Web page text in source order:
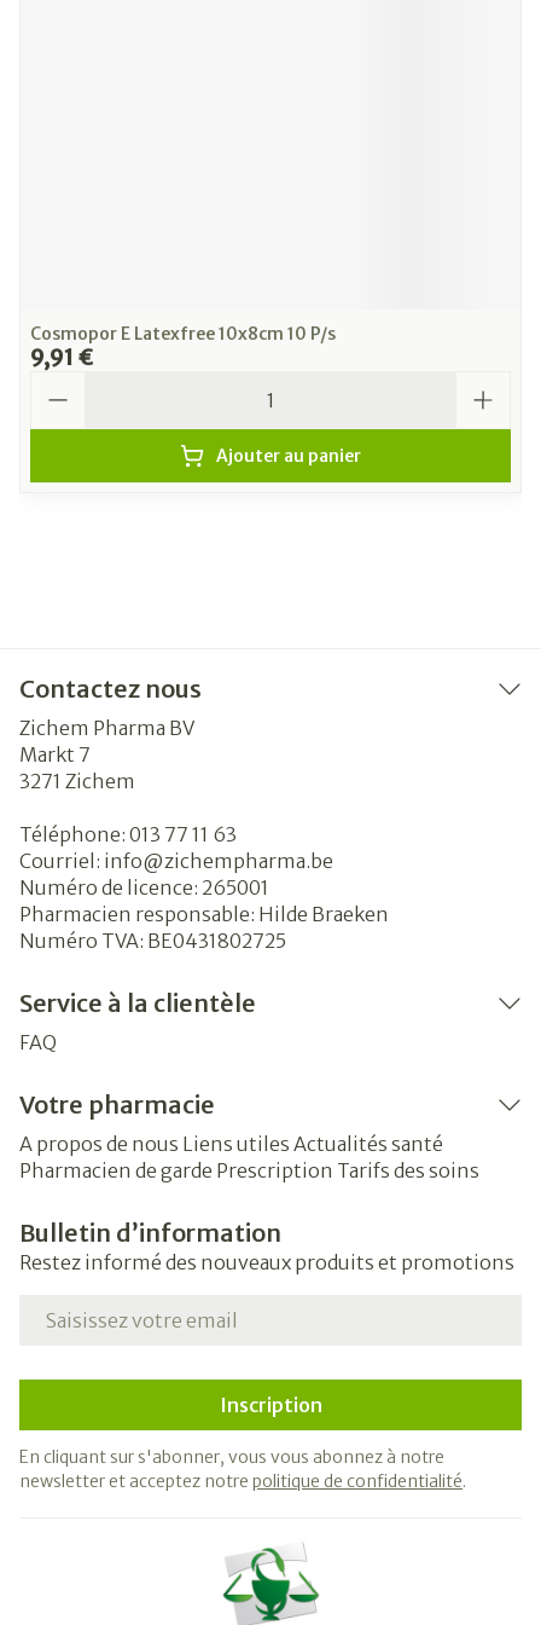
Cosmopor E Latexfree 10x8cm 10 P/s
9,91 €
Ajouter au panier
Contactez nous
Zichem Pharma BV
Markt 7
3271 Zichem
Téléphone: 013 77 11 63
Courriel: info@zichempharma.be
Numéro de licence: 265001
Pharmacien responsable: Hilde Braeken
Numéro TVA: BE0431802725
Service à la clientèle
FAQ
Votre pharmacie
A propos de nous Liens utiles Actualités santé
Pharmacien de garde Prescription Tarifs des soins
Bulletin d’information
Restez informé des nouveaux produits et promotions
Adresse mail
Inscription
En cliquant sur s'abonner, vous vous abonnez à notre
newsletter et acceptez notre politique de confidentialité.